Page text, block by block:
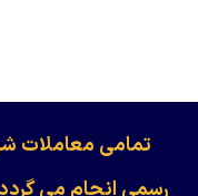
​​​​​​تمامی معاملات
رسمی انجام می